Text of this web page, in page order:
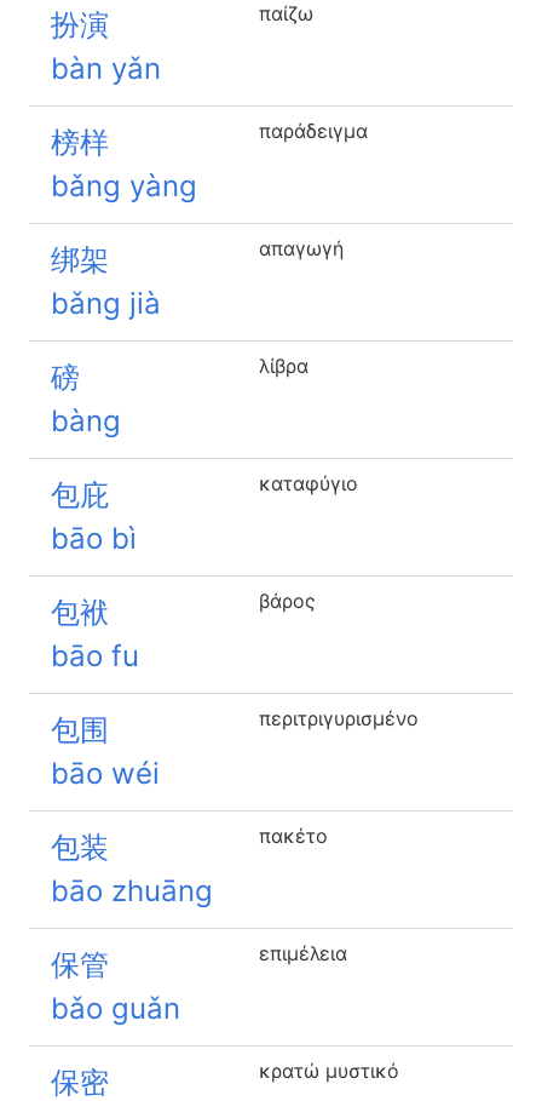
扮演
bàn yǎn
παίζω
榜样
bǎng yàng
παράδειγμα
绑架
bǎng jià
απαγωγή
磅
bàng
λίβρα
包庇
bāo bì
καταφύγιο
包袱
bāo fu
βάρος
包围
bāo wéi
περιτριγυρισμένο
包装
bāo zhuāng
πακέτο
保管
bǎo guǎn
επιμέλεια
保密
κρατώ μυστικό